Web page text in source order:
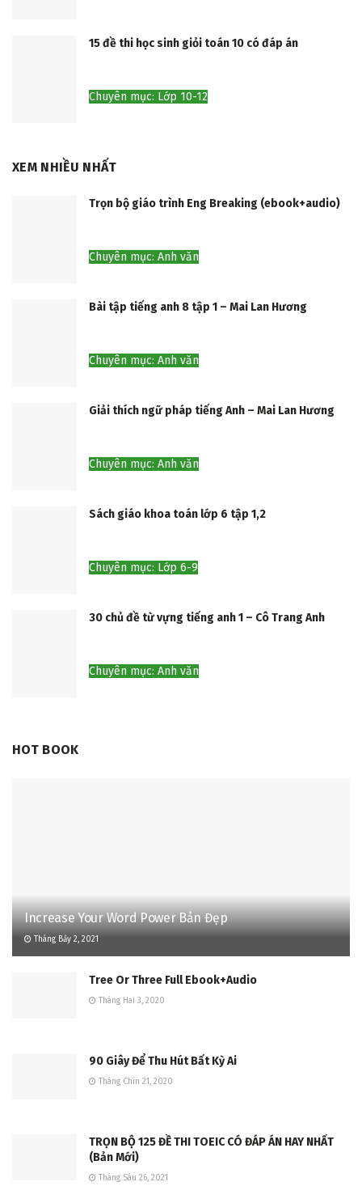
15 đề thi học sinh giỏi toán 10 có đáp án
Chuyên mục: Lớp 10-12
XEM NHIỀU NHẤT
Trọn bộ giáo trình Eng Breaking (ebook+audio)
Chuyên mục: Anh văn
Bài tập tiếng anh 8 tập 1 – Mai Lan Hương
Chuyên mục: Anh văn
Giải thích ngữ pháp tiếng Anh – Mai Lan Hương
Chuyên mục: Anh văn
Sách giáo khoa toán lớp 6 tập 1,2
Chuyên mục: Lớp 6-9
30 chủ đề từ vựng tiếng anh 1 – Cô Trang Anh
Chuyên mục: Anh văn
HOT BOOK
Increase Your Word Power Bản Đẹp
Tháng Bảy 2, 2021
Tree Or Three Full Ebook+Audio
Tháng Hai 3, 2020
90 Giây Để Thu Hút Bất Kỳ Ai
Tháng Chín 21, 2020
TRỌN BỘ 125 ĐỀ THI TOEIC CÓ ĐÁP ÁN HAY NHẤT
(Bản Mới)
Tháng Sáu 26, 2021